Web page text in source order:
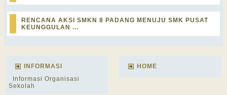
RENCANA AKSI SMKN 8 PADANG MENUJU SMK PUSAT
KEUNGGULAN ...
INFORMASI
Informasi Organisasi
Sekolah
HOME